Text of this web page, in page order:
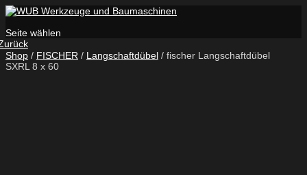
Seite wählen
Shop / FISCHER / Langschaftdübel / fischer Langschaftdübel
SXRL 8 x 60